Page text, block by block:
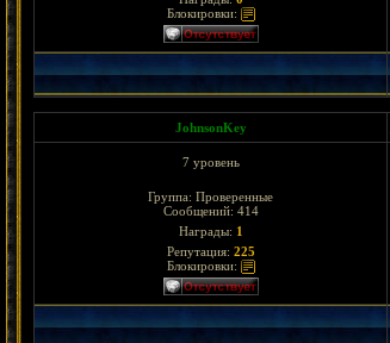
Блокировки:
JohnsonKey
7 уровень
Группа: Проверенные
Сообщений: 414
Награды: 1
Репутация: 225
Блокировки: